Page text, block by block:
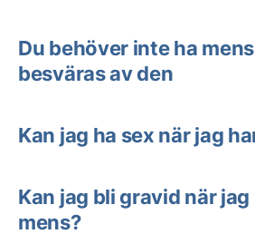
Du behöver inte ha
besväras av den
Kan jag ha sex när jag
Kan jag bli gravid när jag
mens?